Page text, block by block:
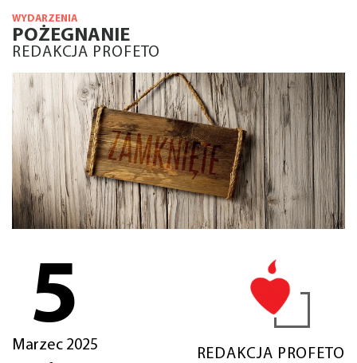
WYDARZENIA
POŻEGNANIE
REDAKCJA PROFETO
5
Marzec 2025
REDAKCJA PROFETO